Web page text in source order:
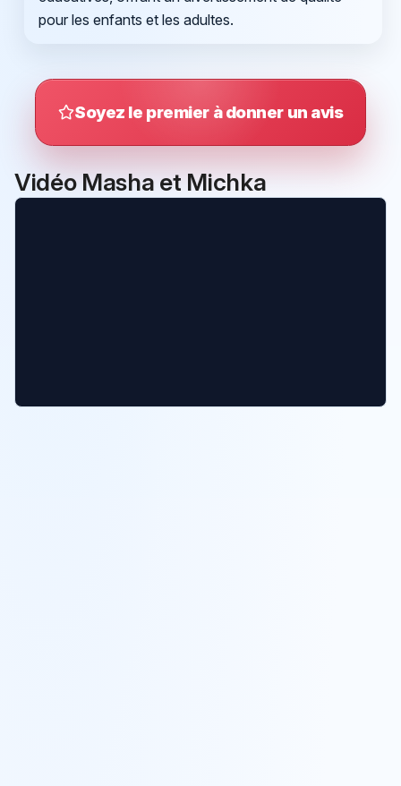
pour les enfants et les adultes.
Soyez le premier à donner un avis
Vidéo Masha et Michka